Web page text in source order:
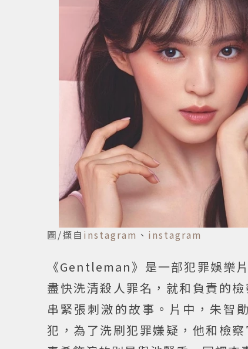
圖/擷自 instagram 、 instagram
《Gentleman》是一部犯罪娛樂
盡快洗清殺人罪名，就和負責的
串緊張刺激的故事。片中，朱智
犯，為了洗刷犯罪嫌疑，他和檢